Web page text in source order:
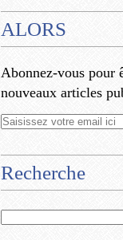
ALORS
Abonnez-vous pour
nouveaux articles
Recherche